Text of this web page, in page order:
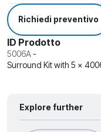
Richiedi preventivo
ID Prodotto
5006A -
Surround Kit with 5 x
Explore further